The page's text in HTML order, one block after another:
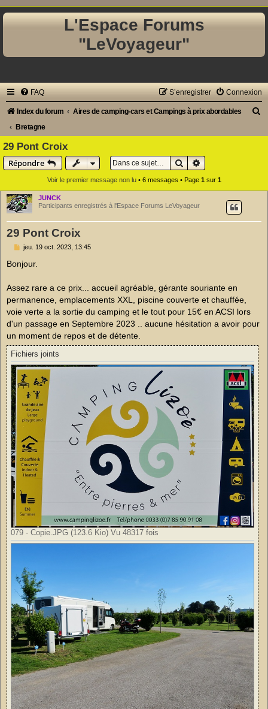
L'Espace Forums
"LeVoyageur"
FAQ Connexion
S’enregistrer
Index du forum
Aires de camping-cars et Campings à prix abordables
Bretagne
r
29 Pont Croix
Répondre
RechercherRecherche
Voir le premier message non lu• 6 messages • Page 1sur 1
JUNCK
Participants enregistrés à l'Espace Forums LeVoyageur
29 Pont Croix
M
s
s
g
e
n
n
l
jeu. 19 oct. 2023, 13:45
Bonjour.
Assez rare a ce prix... accueil agréable, gérante souriante en
permanence, emplacements XXL, piscine couverte et chauffée,
voie verte a la sortie du camping et le tout pour 15€ en ACSI lors
d'un passage en Septembre 2023 .. aucune hésitation a avoir pour
un moment de repos et de détente.
Fichiers joints
079 - Copie.JPG (123.6 Kio) Vu 48317 fois